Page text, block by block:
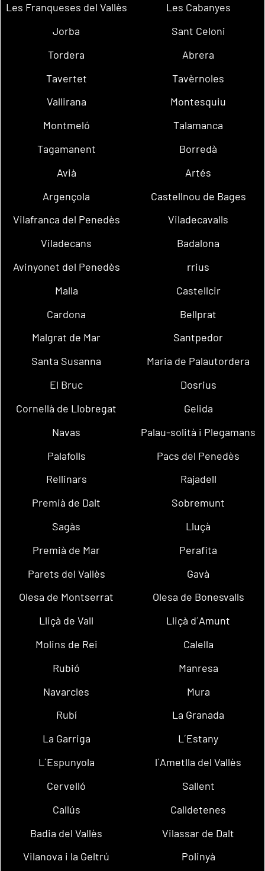
Les Franqueses del Vallès
Les Cabanyes
Jorba
Sant Celoni
Tordera
Abrera
Tavertet
Tavèrnoles
Vallirana
Montesquiu
Montmeló
Talamanca
Tagamanent
Borredà
Avià
Artés
Argençola
Castellnou de Bages
Vilafranca del Penedès
Viladecavalls
Viladecans
Badalona
Avinyonet del Penedès
rrius
Malla
Castellcir
Cardona
Bellprat
Malgrat de Mar
Santpedor
Santa Susanna
Maria de Palautordera
El Bruc
Dosrius
Cornellà de Llobregat
Gelida
Navas
Palau-solità i Plegamans
Palafolls
Pacs del Penedès
Rellinars
Rajadell
Premià de Dalt
Sobremunt
Sagàs
Lluçà
Premià de Mar
Perafita
Parets del Vallès
Gavà
Olesa de Montserrat
Olesa de Bonesvalls
Lliçà de Vall
Lliçà d´Amunt
Molins de Rei
Calella
Rubió
Manresa
Navarcles
Mura
Rubí
La Granada
La Garriga
L´Estany
L´Espunyola
l´Ametlla del Vallès
Cervelló
Sallent
Callús
Calldetenes
Badia del Vallès
Vilassar de Dalt
Vilanova i la Geltrú
Polinyà